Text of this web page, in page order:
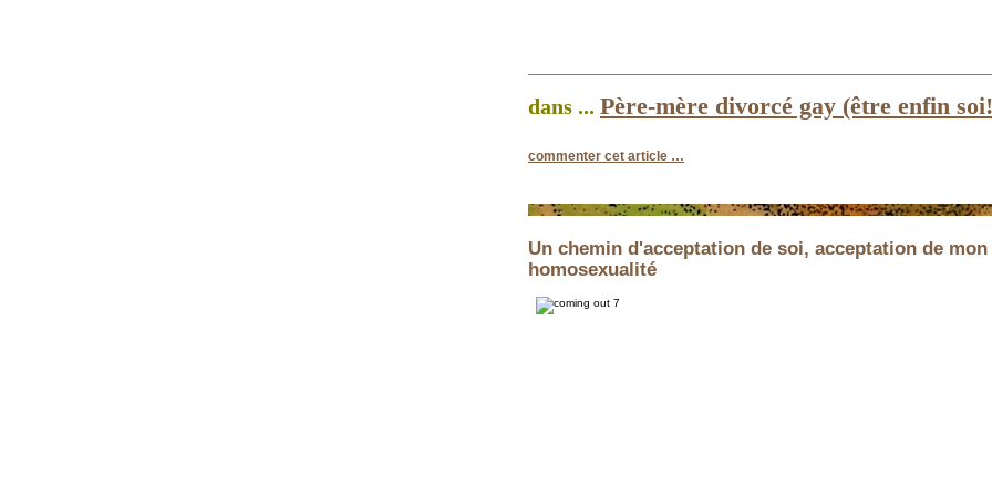
dans ... Père-mère divorcé gay (être enfin
commenter cet article …
Un chemin d'acceptation de soi, acceptation de mon
homosexualité